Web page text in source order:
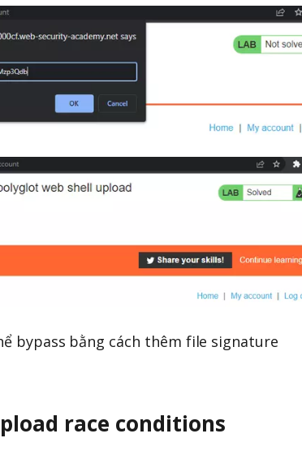
bypass bằng cách thêm file signature
race conditions